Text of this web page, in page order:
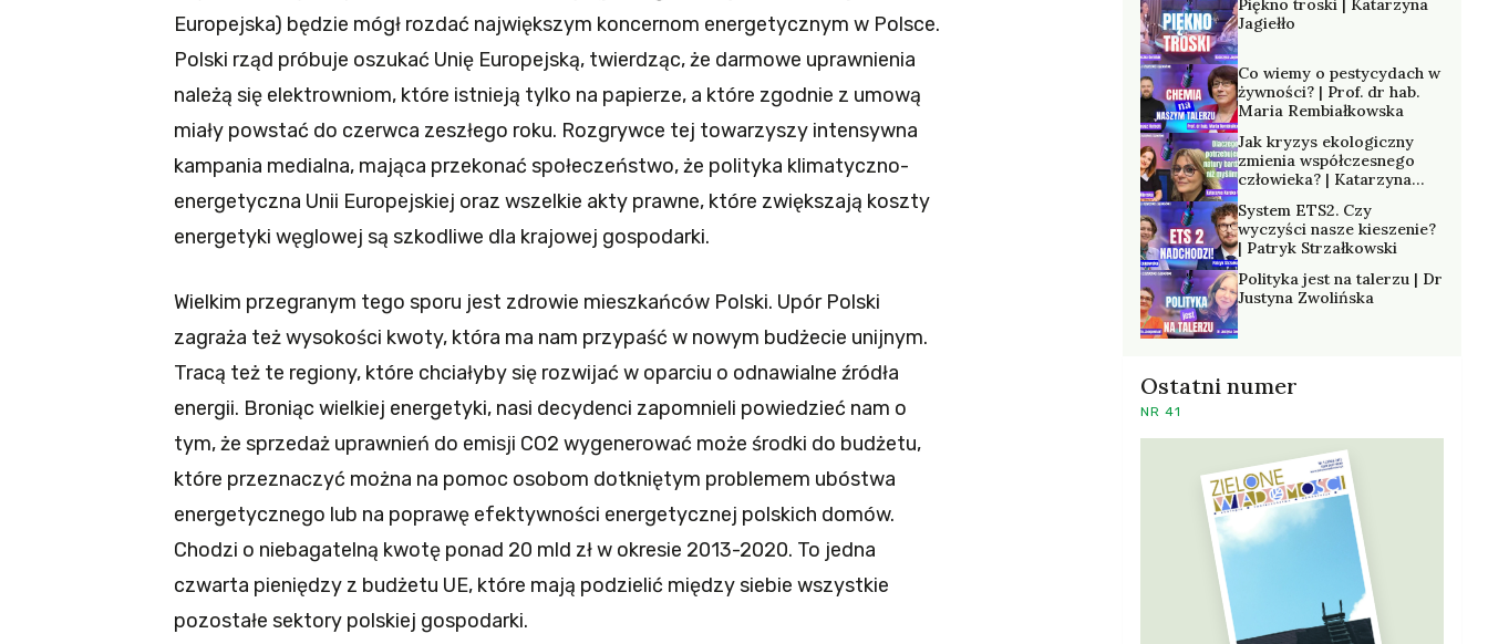
Europejska) będzie mógł rozdać największym koncernom energetycznym w Polsce.
Polski rząd próbuje oszukać Unię Europejską, twierdząc, że darmowe uprawnienia
należą się elektrowniom, które istnieją tylko na papierze, a które zgodnie z umową
miały powstać do czerwca zeszłego roku. Rozgrywce tej towarzyszy intensywna
kampania medialna, mająca przekonać społeczeństwo, że polityka klimatyczno-
energetyczna Unii Europejskiej oraz wszelkie akty prawne, które zwiększają koszty
energetyki węglowej są szkodliwe dla krajowej gospodarki.
Wielkim przegranym tego sporu jest zdrowie mieszkańców Polski. Upór Polski
zagraża też wysokości kwoty, która ma nam przypaść w nowym budżecie unijnym.
Tracą też te regiony, które chciałyby się rozwijać w oparciu o odnawialne źródła
energii. Broniąc wielkiej energetyki, nasi decydenci zapomnieli powiedzieć nam o
tym, że sprzedaż uprawnień do emisji CO2 wygenerować może środki do budżetu,
które przeznaczyć można na pomoc osobom dotkniętym problemem ubóstwa
energetycznego lub na poprawę efektywności energetycznej polskich domów.
Chodzi o niebagatelną kwotę ponad 20 mld zł w okresie 2013-2020. To jedna
czwarta pieniędzy z budżetu UE, które mają podzielić między siebie wszystkie
pozostałe sektory polskiej gospodarki.
Piękno troski | Katarzyna
Jagiełło
Co wiemy o pestycydach w
żywności? | Prof. dr hab.
Maria Rembiałkowska
Jak kryzys ekologiczny
zmienia współczesnego
człowieka? | Katarzyna
System ETS2. Czy
wyczyści nasze kieszenie?
| Patryk Strzałkowski
Polityka jest na talerzu | Dr
Justyna Zwolińska
Ostatni numer
NR 41